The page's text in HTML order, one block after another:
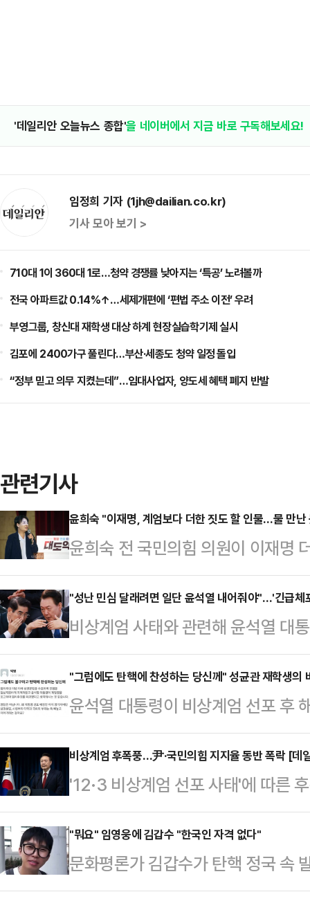
'데일리안 오늘뉴스 종합'을 네이버에서 지금 바로 구독해보세요!
임정희 기자 (1jh@dailian.co.kr)
기사 모아 보기 >
710대 1이 360대 1로…청약 경쟁률 낮아지는 ‘특공’ 노려볼까
전국 아파트값 0.14%↑…세제개편에 ‘편법 주소 이전’ 우려
부영그룹, 창신대 재학생 대상 하계 현장실습학기제 실시
김포에 2400가구 풀린다…부산·세종도 청약 일정 돌입
“정부 믿고 의무 지켰는데”…임대사업자, 양도세 혜택 폐지 반발
관련기사
윤희숙 "이재명, 계엄보다 더한 짓도 할 인물…물 만난
윤희숙 전 국민의힘 의원이 이재명
통령 놀이를 시작했다"며 원색적으
이스북에 글을 올리고 "물 만난 듯
계엄보다 더한 짓도 할 인물'이라며
지금 가장 중요한 점을 망각하고 있
상화냐"라고 지적했다.이어 "국민
에 이 대표는 어제 외신과의 인터뷰
과시했다"…
"성난 민심 달래려면 일단 윤석열 내어줘야"…'긴급
비상계엄 사태와 관련해 윤석열 대
후 긴급체포 등 강제수사 가능성이
장관에 대한 구속 가능성이 높아지
욱 힘을 얻고 있다. 향후 수사기관
요청할 것으로 예상되며, 윤 대통령
아 신병 확보에 나설 것이라는 게
주당이 성난 민심을 이용해 '이재명
에서 '대통령 긴급체포…
"그럼에도 탄핵에 찬성하는 당신께" 성균관 재학생의
윤석열 대통령이 비상계엄 선포 후
는 가운데 한 대학생이 계엄 선포
법부의 타락, 국회의 부패를 언급
소통하는 '에브리타임'의 성균관대
재학생 A씨가 '그럼에도 불구하고
올렸다. 에브리타임은 소속 대학이
치주의 이념 아래 삼권분립을 수호
석열 대통령이 계엄령…
비상계엄 후폭풍…尹·국민의힘 지지율 동반 폭락 [데
'12·3 비상계엄 선포 사태'에 따른
대통령과 국민의힘 지지율이 동반
여론조사공정㈜에 의뢰해 지난 9
수행 긍정평가는 17.5% (매우 잘
80.1%(매우 못함 75.1%·못하는
"뭐요" 임영웅에 김갑수 "한국인 자격 없다"
문화평론가 김갑수가 탄핵 정국 속
란에 견해를 드러냈다.지난 9일 방